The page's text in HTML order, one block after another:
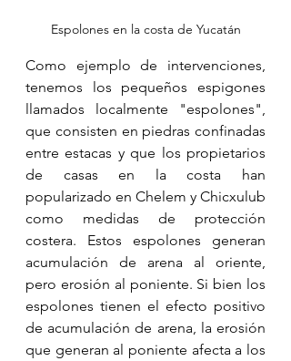
Espolones en la costa de Yucatán
Como ejemplo de intervenciones,
tenemos los pequeños espigones
llamados localmente "espolones",
que consisten en piedras confinadas
entre estacas y que los propietarios
de casas en la costa han
popularizado en Chelem y Chicxulub
como medidas de protección
costera. Estos espolones generan
acumulación de arena al oriente,
pero erosión al poniente. Si bien los
espolones tienen el efecto positivo
de acumulación de arena, la erosión
que generan al poniente afecta a los